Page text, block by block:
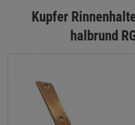
Kupfer
halbrund